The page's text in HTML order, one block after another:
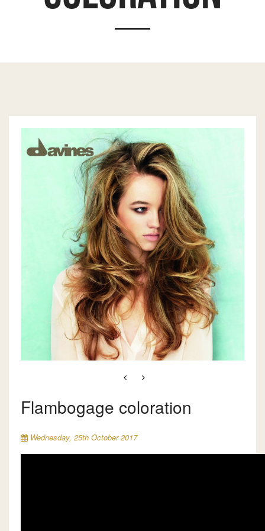
Flambogage coloration
Wednesday, 25th October 2017